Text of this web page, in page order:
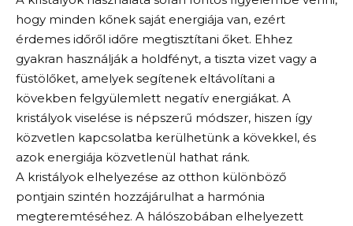
hogy minden kőnek saját energiája van, ezért
érdemes időről időre megtisztítani őket. Ehhez
gyakran használják a holdfényt, a tiszta vizet vagy a
füstölőket, amelyek segítenek eltávolítani a
kövekben felgyülemlett negatív energiákat. A
kristályok viselése is népszerű módszer, hiszen így
közvetlen kapcsolatba kerülhetünk a kövekkel, és
azok energiája közvetlenül hathat ránk.
A kristályok elhelyezése az otthon különböző
pontjain szintén hozzájárulhat a harmónia
megteremtéséhez. A hálószobában elhelyezett